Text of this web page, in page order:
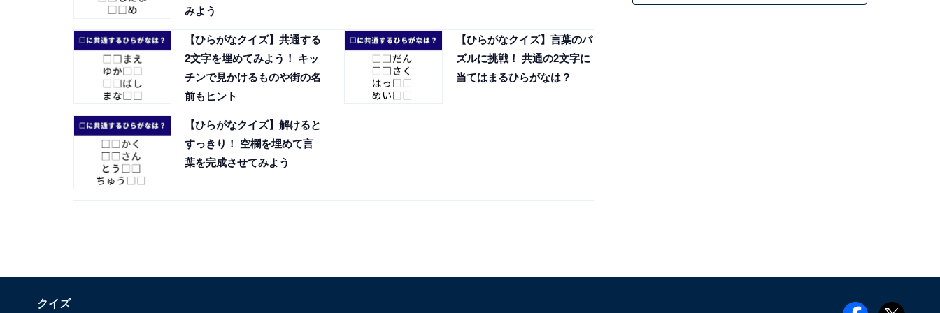
みよう
【ひらがなクイズ】共通する
2文字を埋めてみよう！ キッ
チンで見かけるものや街の名
前もヒント
【ひらがなクイズ】言葉のパ
ズルに挑戦！ 共通の2文字に
当てはまるひらがなは？
【ひらがなクイズ】解けると
すっきり！ 空欄を埋めて言
葉を完成させてみよう
クイズ